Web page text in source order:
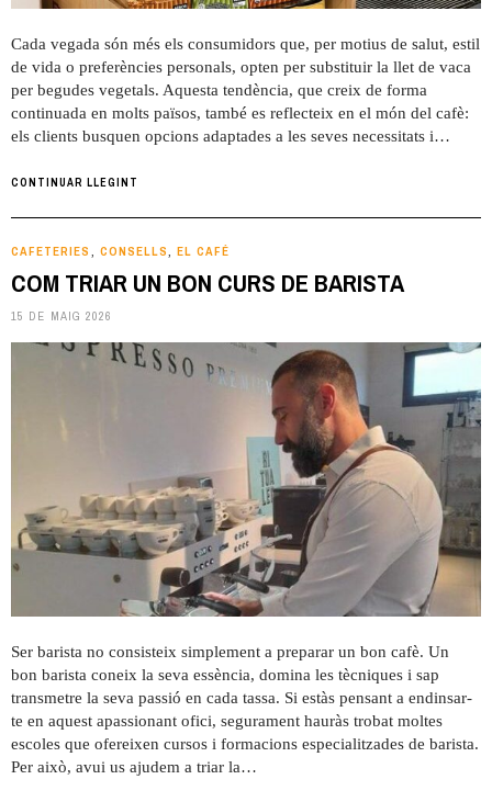
Cada vegada són més els consumidors que, per motius de salut, estil
de vida o preferències personals, opten per substituir la llet de vaca
per begudes vegetals. Aquesta tendència, que creix de forma
continuada en molts països, també es reflecteix en el món del cafè:
els clients busquen opcions adaptades a les seves necessitats i…
CONTINUAR LLEGINT
CAFETERIES CONSELLS EL CAFÉ
COM TRIAR UN BON CURS DE BARISTA
15 DE MAIG 2026
Ser barista no consisteix simplement a preparar un bon cafè. Un
bon barista coneix la seva essència, domina les tècniques i sap
transmetre la seva passió en cada tassa. Si estàs pensant a endinsar-
te en aquest apassionant ofici, segurament hauràs trobat moltes
escoles que ofereixen cursos i formacions especialitzades de barista.
Per això, avui us ajudem a triar la…